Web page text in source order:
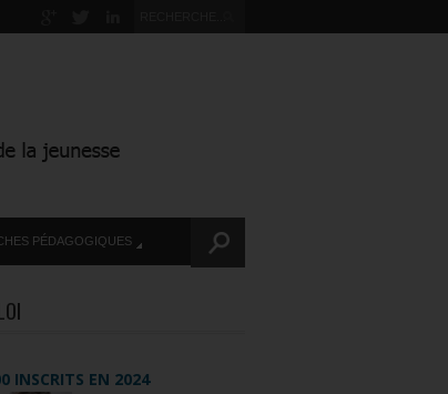
PÉDAGOGIQUES
INSCRITS EN 2024